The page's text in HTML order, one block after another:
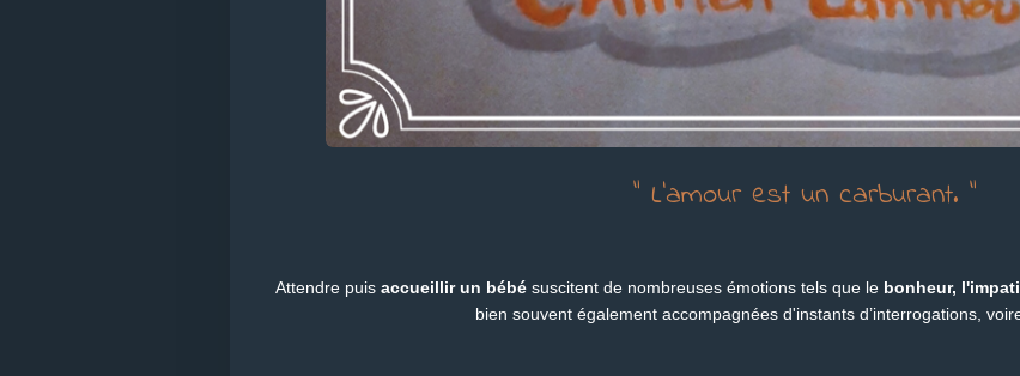
" L'amour est un carburant. "
Attendre puis accueillir un bébésuscitent de nombreuses émotions tels que le bonheur,
bien souvent également accompagnées d'instants d’interrogations,